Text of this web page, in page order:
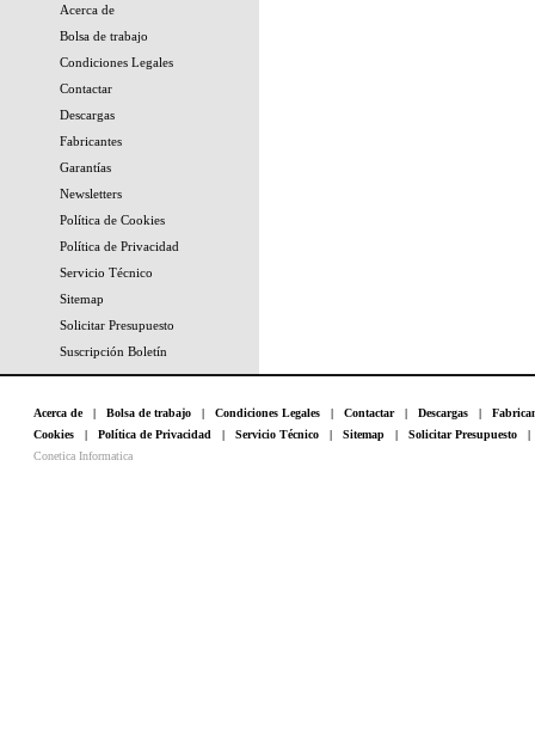
Acerca de
Bolsa de trabajo
Condiciones Legales
Contactar
Descargas
Fabricantes
Garantías
Newsletters
Política de Cookies
Política de Privacidad
Servicio Técnico
Sitemap
Solicitar Presupuesto
Suscripción Boletín
Acerca de| Bolsa de trabajo | Condiciones Legales | Contactar| Descargas |
Cookies | Política de Privacidad | Servicio Técnico | Sitemap | Solicitar Presupuesto
Conetica Informatica